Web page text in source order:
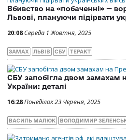
Вбивство на «побаченні» —
Львові, плануючи підірвати
20:08 Середа 1 Жовтня, 2025
ЗАМАХ ЛЬВІВ СБУ ТЕРАКТ
СБУ запобігла двом замахам
України: деталі
16:28Понеділок 23 Червня, 2025
ВАСИЛЬ МАЛЮК ВОЛОДИМИР